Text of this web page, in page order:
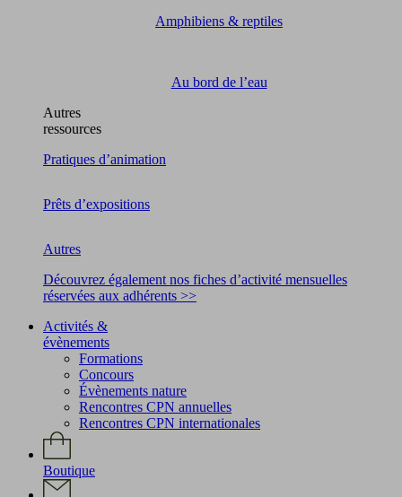
Amphibiens & reptiles
Au bord de l’eau
Autres
ressources
Pratiques d’animation
Prêts d’expositions
Autres
Découvrez également nos fiches d’activité mensuelles
réservées aux adhérents >>
Activités &
évènements
Formations
Concours
Évènements nature
Rencontres CPN annuelles
Rencontres CPN internationales
Boutique